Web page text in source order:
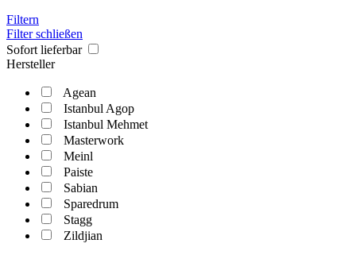
Filtern
Filter schließen
Sofort lieferbar
Hersteller
Agean
Istanbul Agop
Istanbul Mehmet
Masterwork
Meinl
Paiste
Sabian
Sparedrum
Stagg
Zildjian